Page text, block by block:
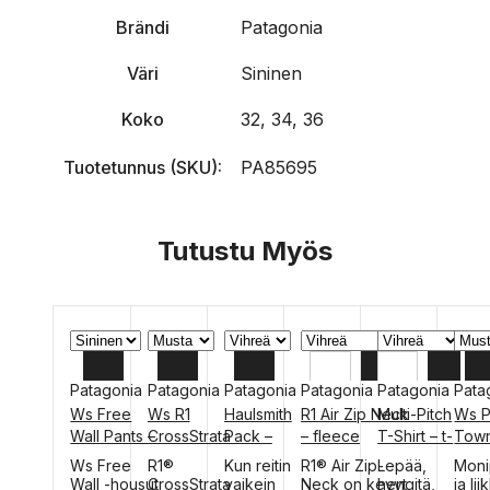
Brändi Patagonia
Väri Sininen
Koko 32, 34, 36
Tuotetunnus (SKU): PA85695
Tutustu Myös
10
6
Patagonia
Ws Free
Wall Pants –
kiipeilyhousu
t
Ws Free
Wall -housut
L
Patagonia
Ws R1
CrossStrata
Hoody –
fleece
R1®
CrossStrata
L
Patagonia
Haulsmith
Pack –
kiipeilyrepp
u/haulbägi
Kun reitin
vaikein
XL
L
Patagonia
R1 Air Zip Neck
– fleece
Tällä
tuotteella
R1® Air Zip-
Neck on kevyt,
XL
L
Patagonia
Multi-Pitch
T-Shirt – t-
paita
Tällä
tuotteella
Lepää,
hengitä,
L
Ws
t
Tällä
ja